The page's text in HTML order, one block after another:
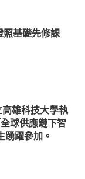
照基礎先修課
雄科技大學執
球供應鏈下智
踴躍參加。